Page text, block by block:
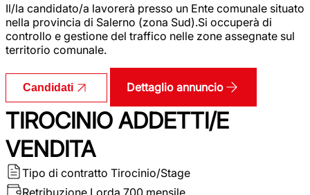
Il/la candidato/a lavorerà presso un Ente comunale situato
nella provincia di Salerno (zona Sud).Si occuperà di
controllo e gestione del traffico nelle zone assegnate sul
territorio comunale.
Candidati Dettaglio annuncio
TIROCINIO ADDETTI/E
VENDITA
Tipo di contratto Tirocinio/Stage
Retribuzione Lorda 700 mensile